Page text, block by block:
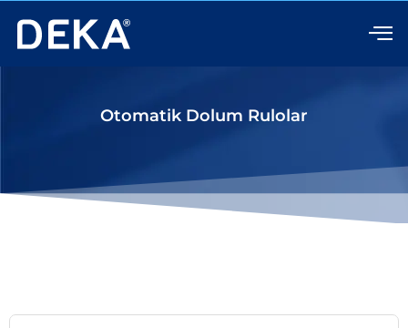
Otomatik Dolum Rulolar